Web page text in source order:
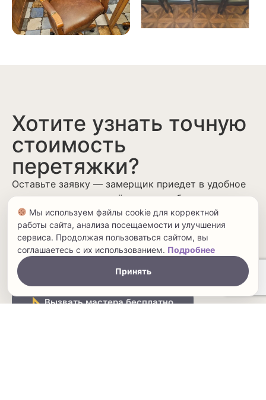
Хотите узнать точную
стоимость
перетяжки?
Оставьте заявку — замерщик приедет в удобное
для вас время, привезёт каталог образцов и
составит смету бесплатно.
Бесплатный выезд замерщика по всей Москве
Заявка ни к чему не обязывает
Замерщик приедет в день обращения
Привезёт более 500 образцов тканей на выбор
Вызвать мастера бесплатно
Мы используем файлы cookie для корректной
работы сайта, анализа посещаемости и улучшения
сервиса. Продолжая пользоваться сайтом, вы
соглашаетесь с их использованием. Подробнее
Принять